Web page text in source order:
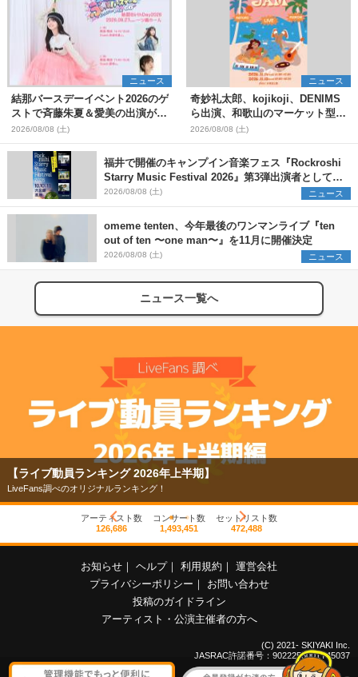
ニュース
結那バースデーイベント2026のゲ
ストで斉藤朱夏＆愛美の出演が決
定
2026/08/08 (土)
ニュース
奇妙礼太郎、kojikoji、DENIMS
ら出演、和歌山のマーケット型野
外イベント『PICNIC JAM
2026』早割チケット発売開始
2026/08/08 (土)
福井で開催のキャンプイン音楽フェス『Rockroshi
Starry Music Festival 2026』第3弾出演者として
SCOOBIE DO、かりゆし58、Reiを発表
2026/08/08 (土) ニュース
omeme tenten、今年最後のワンマンライブ『ten
out of ten 〜one man〜』を11月に開催決定
2026/08/08 (土) ニュース
ニュース一覧へ
【ライブ動員ランキング 2026年上半期】
LiveFans調べのオリジナルランキング！
アーティスト数
126,686
コンサート数
1,493,451
セットリスト数
472,488
お知らせ ヘルプ 利用規約
運営会社
プライバシーポリシー
お問い合わせ
投稿のガイドライン
アーティスト・公演主催者の方へ
(C) 2021- SKIYAKI Inc.
JASRAC許諾番号：9022255001Y45037